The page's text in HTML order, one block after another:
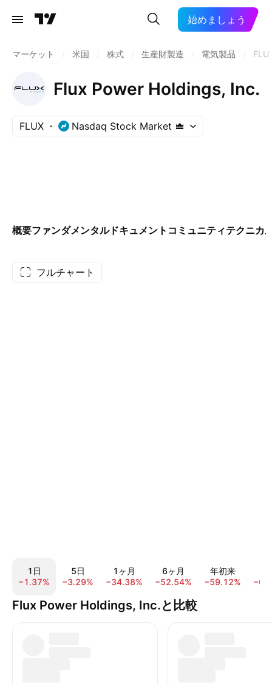
始めましょう
マーケット 米国 株式 生産財製造 電気製品
Flux Power Holdings, Inc.
FLUX Nasdaq Stock Market
概要ファンダメンタルドキュメント コミュニティテクニカ
フルチャート
1日
−1.37%
5日
−3.29%
1ヶ月
−34.38%
6ヶ月
−52.54%
年初来
−59.12%
Flux Power Holdings, Inc.と比較